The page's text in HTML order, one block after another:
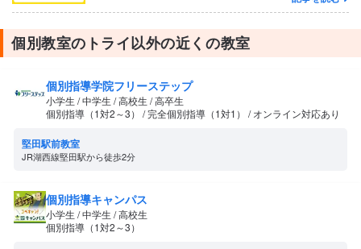
個別教室のトライ以外の近くの教室
個別指導学院フリーステップ
小学生 / 中学生 / 高校生 / 高卒生
個別指導（1対2～3） / 完全個別指導（1対1） / オンライン対応あり
堅田駅前教室
JR湖西線堅田駅から徒歩2分
個別指導キャンパス
小学生 / 中学生 / 高校生
個別指導（1対2～3）